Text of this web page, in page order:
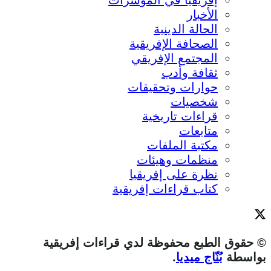
الأخبار
الحالة الدينية
الصحافة الإفريقية
المجتمع الإفريقي
ثقافة وأدب
حوارات وتحقيقات
شخصيات
قراءات تاريخية
متابعات
مكتبة الملفات
منظمات وهيئات
نظرة على إفريقيا
كتاب قراءات إفريقية
© حقوق الطبع محفوظة لدي قراءات إفريقية
بواسطةبُنّاج ميديا.